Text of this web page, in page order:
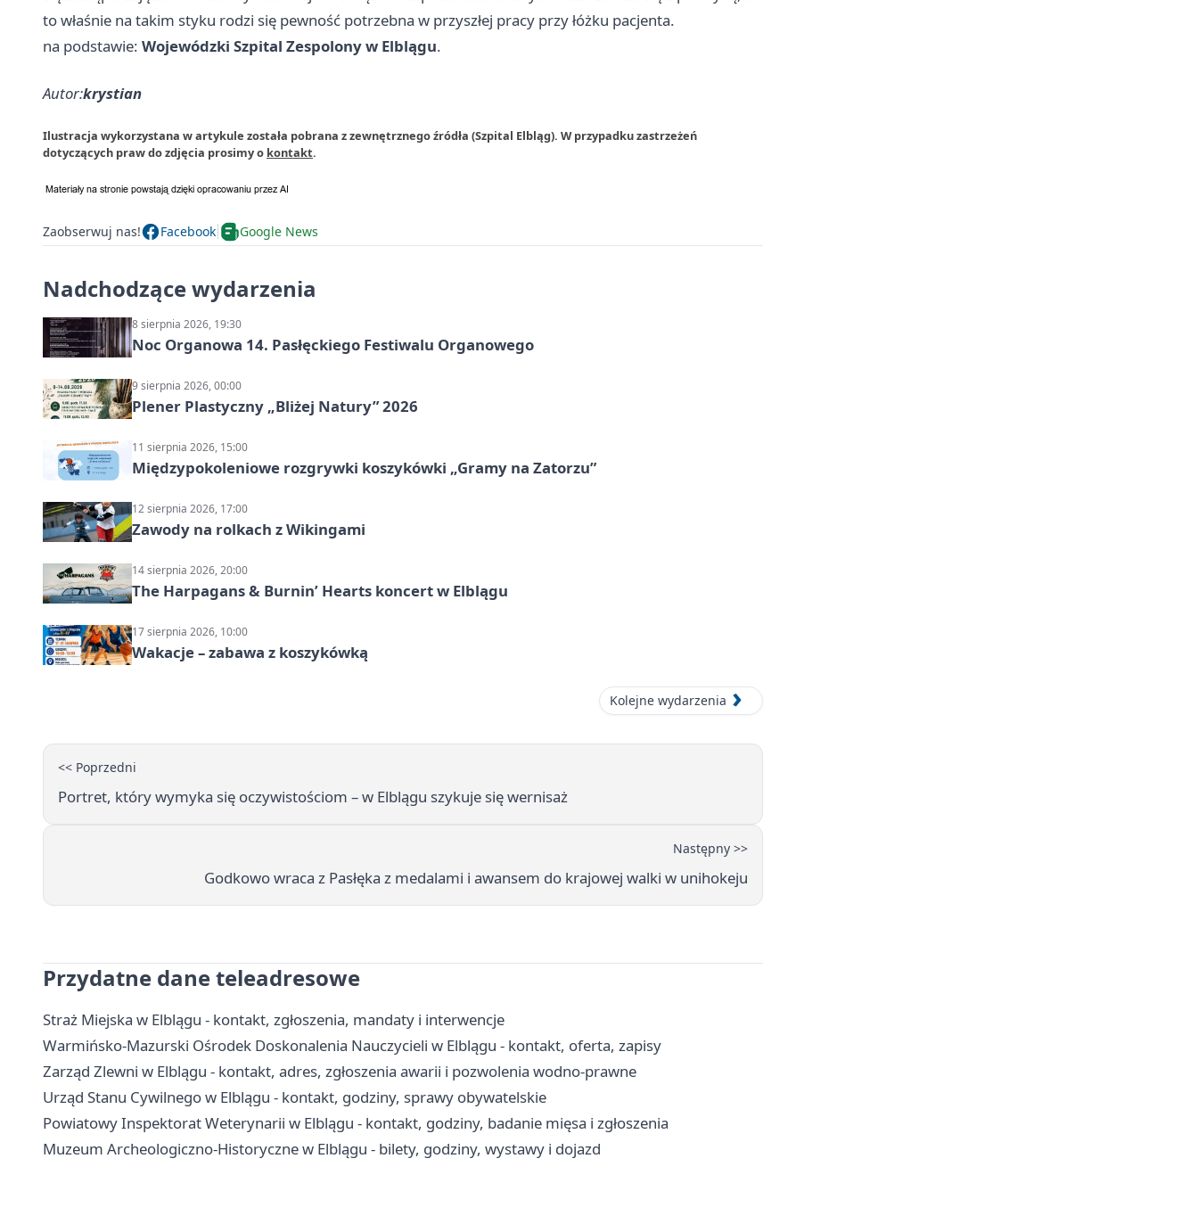
to właśnie na takim styku rodzi się pewność potrzebna w przyszłej pracy przy łóżku pacjenta.
na podstawie: Wojewódzki Szpital Zespolony w Elblągu.
Autor:krystian
Ilustracja wykorzystana w artykule została pobrana z zewnętrznego źródła (Szpital Elbląg). W przypadku zastrzeżeń
dotyczących praw do zdjęcia prosimy o kontakt.
Zaobserwuj nas! Facebook Google News
Nadchodzące wydarzenia
8 sierpnia 2026, 19:30
Noc Organowa 14. Pasłęckiego Festiwalu Organowego
9 sierpnia 2026, 00:00
Plener Plastyczny „Bliżej Natury” 2026
11 sierpnia 2026, 15:00
Międzypokoleniowe rozgrywki koszykówki „Gramy na Zatorzu”
12 sierpnia 2026, 17:00
Zawody na rolkach z Wikingami
14 sierpnia 2026, 20:00
The Harpagans & Burnin’ Hearts koncert w Elblągu
17 sierpnia 2026, 10:00
Wakacje – zabawa z koszykówką
Kolejne wydarzenia
<< Poprzedni
Portret, który wymyka się oczywistościom – w Elblągu szykuje się wernisaż
Następny >>
Godkowo wraca z Pasłęka z medalami i awansem do krajowej walki w unihokeju
Przydatne dane teleadresowe
Straż Miejska w Elblągu - kontakt, zgłoszenia, mandaty i interwencje
Warmińsko-Mazurski Ośrodek Doskonalenia Nauczycieli w Elblągu - kontakt, oferta, zapisy
Zarząd Zlewni w Elblągu - kontakt, adres, zgłoszenia awarii i pozwolenia wodno-prawne
Urząd Stanu Cywilnego w Elblągu - kontakt, godziny, sprawy obywatelskie
Powiatowy Inspektorat Weterynarii w Elblągu - kontakt, godziny, badanie mięsa i zgłoszenia
Muzeum Archeologiczno-Historyczne w Elblągu - bilety, godziny, wystawy i dojazd